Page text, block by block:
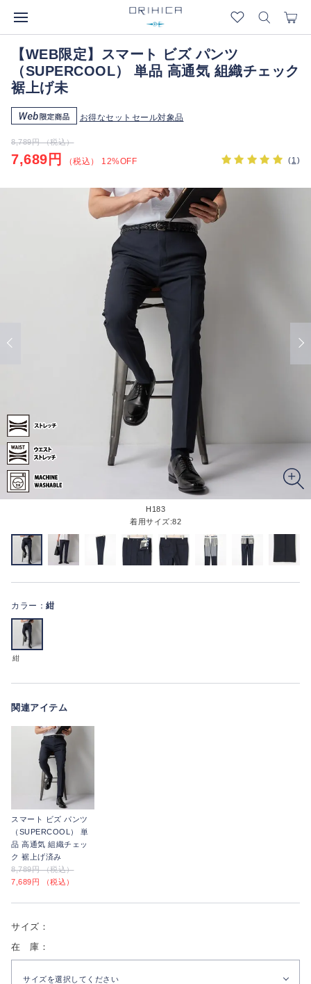
【WEB限定】スマート ビズ パンツ
（SUPERCOOL） 単品 高通気 組織チェック
裾上げ未
お得なセットセール対象品
8,789円 （税込）
7,689円 （税込） 12%OFF (1 )
H183
着用サイズ:82
カラー： 紺
紺
関連アイテム
スマート ビズ パンツ
（SUPERCOOL） 単
品 高通気 組織チェッ
ク 裾上げ済み
8,789円 （税込）
7,689円 （税込）
サイズ：
在 庫：
サイズを選択してください